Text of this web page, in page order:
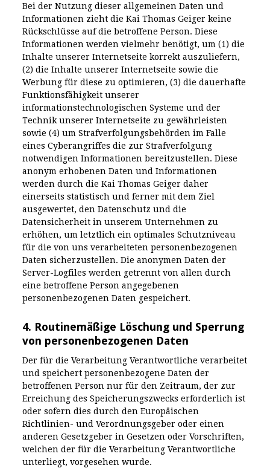
Bei der Nutzung dieser allgemeinen Daten und
Informationen zieht die Kai Thomas Geiger keine
Rückschlüsse auf die betroffene Person. Diese
Informationen werden vielmehr benötigt, um (1) die
Inhalte unserer Internetseite korrekt auszuliefern,
(2) die Inhalte unserer Internetseite sowie die
Werbung für diese zu optimieren, (3) die dauerhafte
Funktionsfähigkeit unserer
informationstechnologischen Systeme und der
Technik unserer Internetseite zu gewährleisten
sowie (4) um Strafverfolgungsbehörden im Falle
eines Cyberangriffes die zur Strafverfolgung
notwendigen Informationen bereitzustellen. Diese
anonym erhobenen Daten und Informationen
werden durch die Kai Thomas Geiger daher
einerseits statistisch und ferner mit dem Ziel
ausgewertet, den Datenschutz und die
Datensicherheit in unserem Unternehmen zu
erhöhen, um letztlich ein optimales Schutzniveau
für die von uns verarbeiteten personenbezogenen
Daten sicherzustellen. Die anonymen Daten der
Server-Logfiles werden getrennt von allen durch
eine betroffene Person angegebenen
personenbezogenen Daten gespeichert.
4. Routinemäßige Löschung und Sperrung
von personenbezogenen Daten
Der für die Verarbeitung Verantwortliche verarbeitet
und speichert personenbezogene Daten der
betroffenen Person nur für den Zeitraum, der zur
Erreichung des Speicherungszwecks erforderlich ist
oder sofern dies durch den Europäischen
Richtlinien- und Verordnungsgeber oder einen
anderen Gesetzgeber in Gesetzen oder Vorschriften,
welchen der für die Verarbeitung Verantwortliche
unterliegt, vorgesehen wurde.